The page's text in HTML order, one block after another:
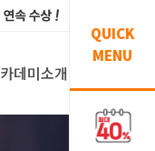
데미소개
QUICK
MENU